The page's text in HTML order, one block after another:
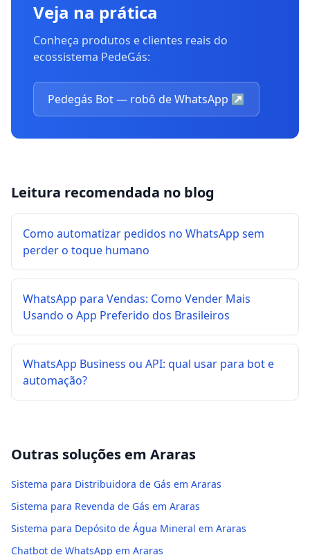
Veja na prática
Conheça produtos e clientes reais do
ecossistema PedeGás:
Pedegás Bot — robô de WhatsApp ↗
Leitura recomendada no blog
Como automatizar pedidos no WhatsApp sem
perder o toque humano
WhatsApp para Vendas: Como Vender Mais
Usando o App Preferido dos Brasileiros
WhatsApp Business ou API: qual usar para bot e
automação?
Outras soluções em Araras
Sistema para Distribuidora de Gás em Araras
Sistema para Revenda de Gás em Araras
Sistema para Depósito de Água Mineral em Araras
Chatbot de WhatsApp em Araras